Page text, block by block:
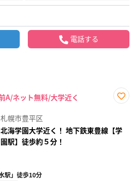
電話する
A/ネット無料/大学近く
録
札幌市豊平区
北海学園大学近く！ 地下鉄東豊線【学
園駅】徒歩約５分！
駅」徒歩10分